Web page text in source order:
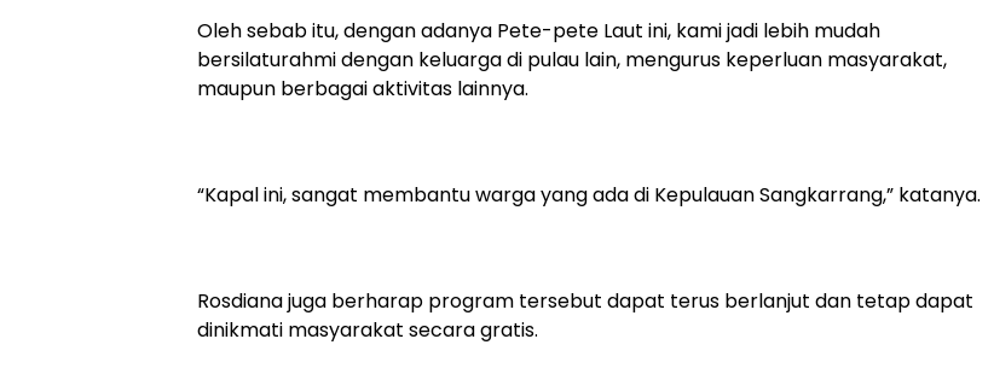
Oleh sebab itu, dengan adanya Pete-pete Laut ini, kami jadi lebih mudah
bersilaturahmi dengan keluarga di pulau lain, mengurus keperluan masyarakat,
maupun berbagai aktivitas lainnya.
“Kapal ini, sangat membantu warga yang ada di Kepulauan Sangkarrang,” katanya.
Rosdiana juga berharap program tersebut dapat terus berlanjut dan tetap dapat
dinikmati masyarakat secara gratis.